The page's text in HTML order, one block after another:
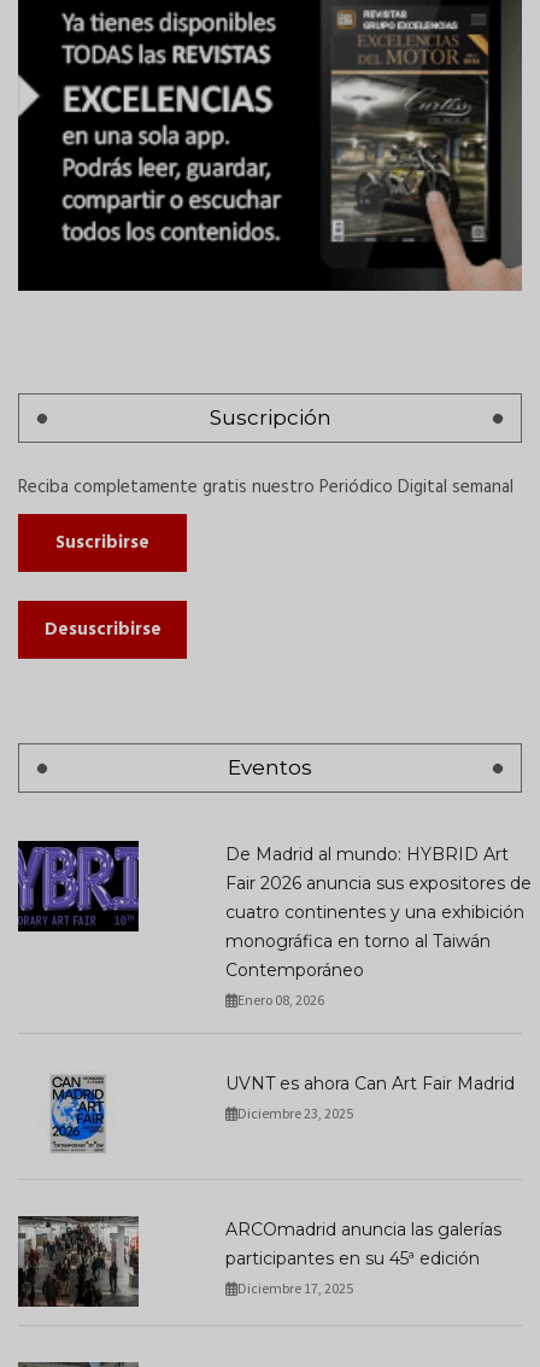
Suscripción
Reciba completamente gratis nuestro Periódico Digital semanal
Suscribirse
Desuscribirse
Eventos
De Madrid al mundo: HYBRID Art
Fair 2026 anuncia sus expositores de
cuatro continentes y una exhibición
monográfica en torno al Taiwán
Contemporáneo
Enero 08, 2026
UVNT es ahora Can Art Fair Madrid
Diciembre 23, 2025
ARCOmadrid anuncia las galerías
participantes en su 45ª edición
Diciembre 17, 2025